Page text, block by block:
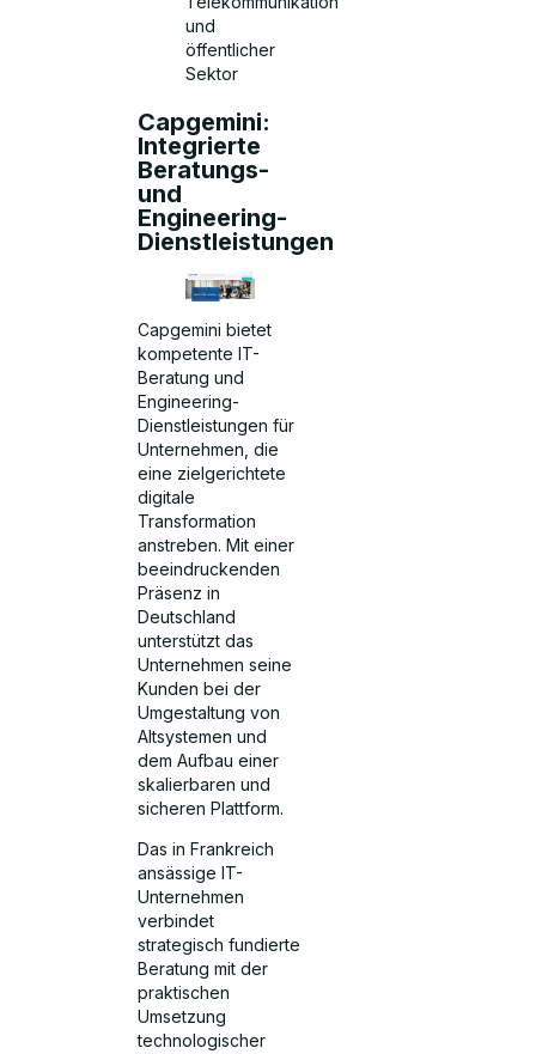
und
öffentlicher
Sektor
Capgemini:
Integrierte
Beratungs-
und
Engineering-
Dienstleistungen
Capgemini bietet
kompetente IT-
Beratung und
Engineering-
Dienstleistungen für
Unternehmen, die
eine zielgerichtete
digitale
Transformation
anstreben. Mit einer
beeindruckenden
Präsenz in
Deutschland
unterstützt das
Unternehmen seine
Kunden bei der
Umgestaltung von
Altsystemen und
dem Aufbau einer
skalierbaren und
sicheren Plattform.
Das in Frankreich
ansässige IT-
Unternehmen
verbindet
strategisch fundierte
Beratung mit der
praktischen
Umsetzung
technologischer